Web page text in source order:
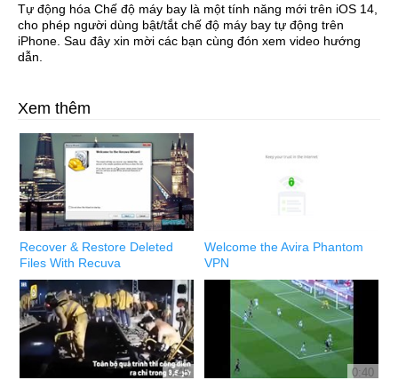
Tự động hóa Chế độ máy bay là một tính năng mới trên iOS 14,
cho phép người dùng bật/tắt chế độ máy bay tự động trên
iPhone. Sau đây xin mời các bạn cùng đón xem video hướng
dẫn.
Xem thêm
Recover & Restore Deleted
Files With Recuva
Welcome the Avira Phantom
VPN
0:45 0:40